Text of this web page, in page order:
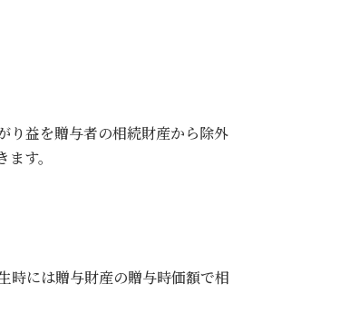
り益を贈与者の相続財産から除外
す。
時には贈与財産の贈与時価額で相